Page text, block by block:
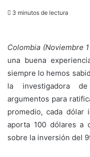
3 minutos de lectura
Colombia
una buena
siempre lo hemos
la investigadora
argumentos para
promedio, cada dólar
aporta 100 dólares a
sobre la inversión del